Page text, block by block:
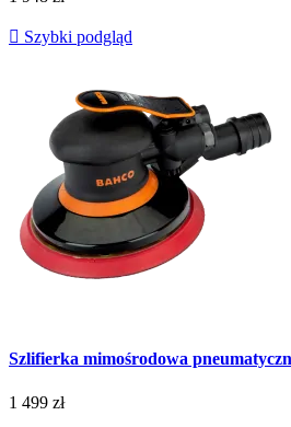
 Szybki podgląd
Szlifierka mimośrodowa
1 499 zł